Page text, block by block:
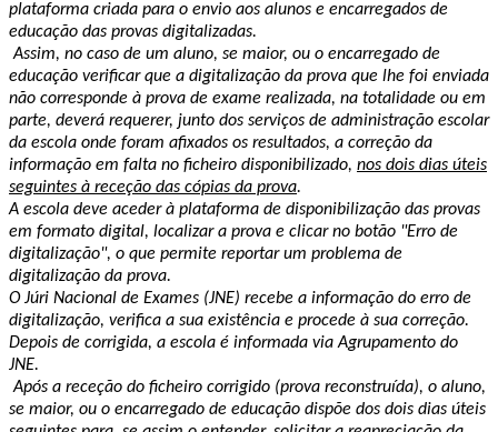
plataforma criada para o envio aos alunos e encarregados de
educação das provas digitalizadas.
Assim, no caso de um aluno, se maior, ou o encarregado de
educação verificar que a digitalização da prova que lhe foi enviada
não corresponde à prova de exame realizada, na totalidade ou em
parte, deverá requerer, junto dos serviços de administração escolar
da escola onde foram afixados os resultados, a correção da
informação em falta no ficheiro disponibilizado, nos dois dias úteis
seguintes à receção das cópias da prova.
A escola deve aceder à plataforma de disponibilização das provas
em formato digital, localizar a prova e clicar no botão "Erro de
digitalização", o que permite reportar um problema de
digitalização da prova.
O Júri Nacional de Exames (JNE) recebe a informação do erro de
digitalização, verifica a sua existência e procede à sua correção.
Depois de corrigida, a escola é informada via Agrupamento do
JNE.
Após a receção do ficheiro corrigido (prova reconstruída), o aluno,
se maior, ou o encarregado de educação dispõe dos dois dias úteis